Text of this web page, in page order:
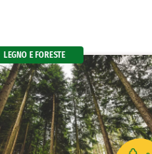
LEGNO E FORESTE